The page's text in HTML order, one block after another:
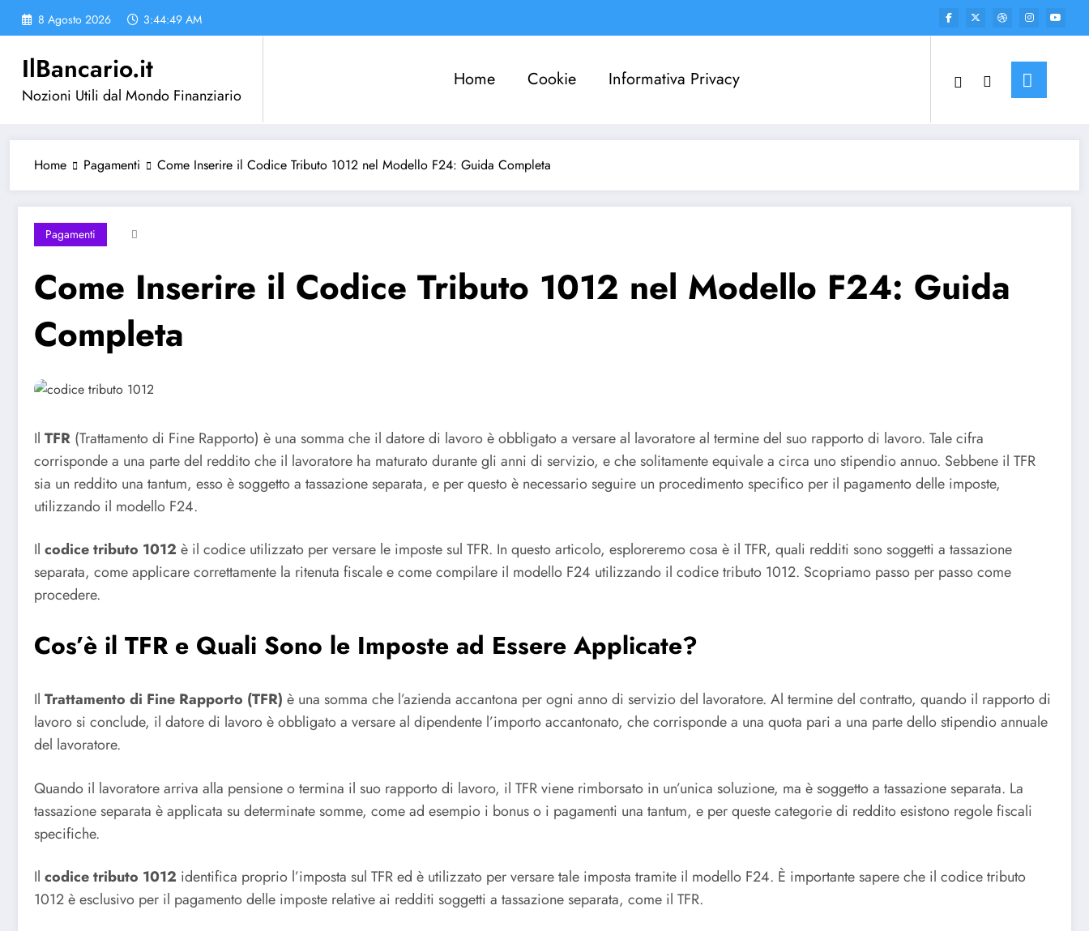
8 Agosto 2026 3:44:49 AM
IlBancario.it
Nozioni Utili dal Mondo Finanziario
Home Cookie Informativa Privacy
Home Pagamenti Come Inserire il Codice Tributo 1012 nel Modello F24: Guida Completa
Pagamenti
Come Inserire il Codice Tributo 1012 nel Modello F24: Guida
Completa
Il TFR (Trattamento di Fine Rapporto) è una somma che il datore di lavoro è obbligato a versare al lavoratore al termine del suo rapporto di lavoro. Tale cifra
corrisponde a una parte del reddito che il lavoratore ha maturato durante gli anni di servizio, e che solitamente equivale a circa uno stipendio annuo. Sebbene il TFR
sia un reddito una tantum, esso è soggetto a tassazione separata, e per questo è necessario seguire un procedimento specifico per il pagamento delle imposte,
utilizzando il modello F24.
Il codice tributo 1012 è il codice utilizzato per versare le imposte sul TFR. In questo articolo, esploreremo cosa è il TFR, quali redditi sono soggetti a tassazione
separata, come applicare correttamente la ritenuta fiscale e come compilare il modello F24 utilizzando il codice tributo 1012. Scopriamo passo per passo come
procedere.
Cos’è il TFR e Quali Sono le Imposte ad Essere Applicate?
Il Trattamento di Fine Rapporto (TFR) è una somma che l’azienda accantona per ogni anno di servizio del lavoratore. Al termine del contratto, quando il rapporto di
lavoro si conclude, il datore di lavoro è obbligato a versare al dipendente l’importo accantonato, che corrisponde a una quota pari a una parte dello stipendio annuale
del lavoratore.
Quando il lavoratore arriva alla pensione o termina il suo rapporto di lavoro, il TFR viene rimborsato in un’unica soluzione, ma è soggetto a tassazione separata. La
tassazione separata è applicata su determinate somme, come ad esempio i bonus o i pagamenti una tantum, e per queste categorie di reddito esistono regole fiscali
specifiche.
Il codice tributo 1012 identifica proprio l’imposta sul TFR ed è utilizzato per versare tale imposta tramite il modello F24. È importante sapere che il codice tributo
1012 è esclusivo per il pagamento delle imposte relative ai redditi soggetti a tassazione separata, come il TFR.